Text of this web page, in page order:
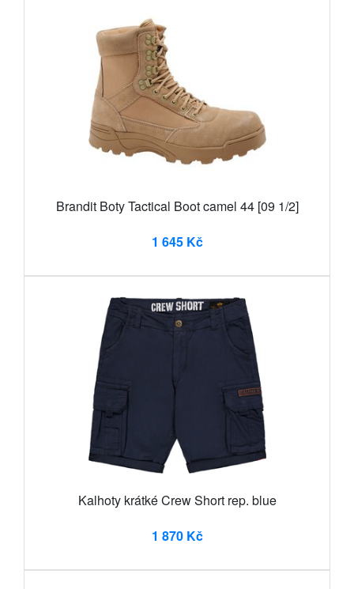
Brandit Boty Tactical Boot camel 44 [09 1/2]
1 645 Kč
Kalhoty krátké Crew Short rep. blue
1 870 Kč